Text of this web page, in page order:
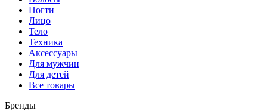
Ногти
Лицо
Тело
Техника
Аксессуары
Для мужчин
Для детей
Все товары
Бренды